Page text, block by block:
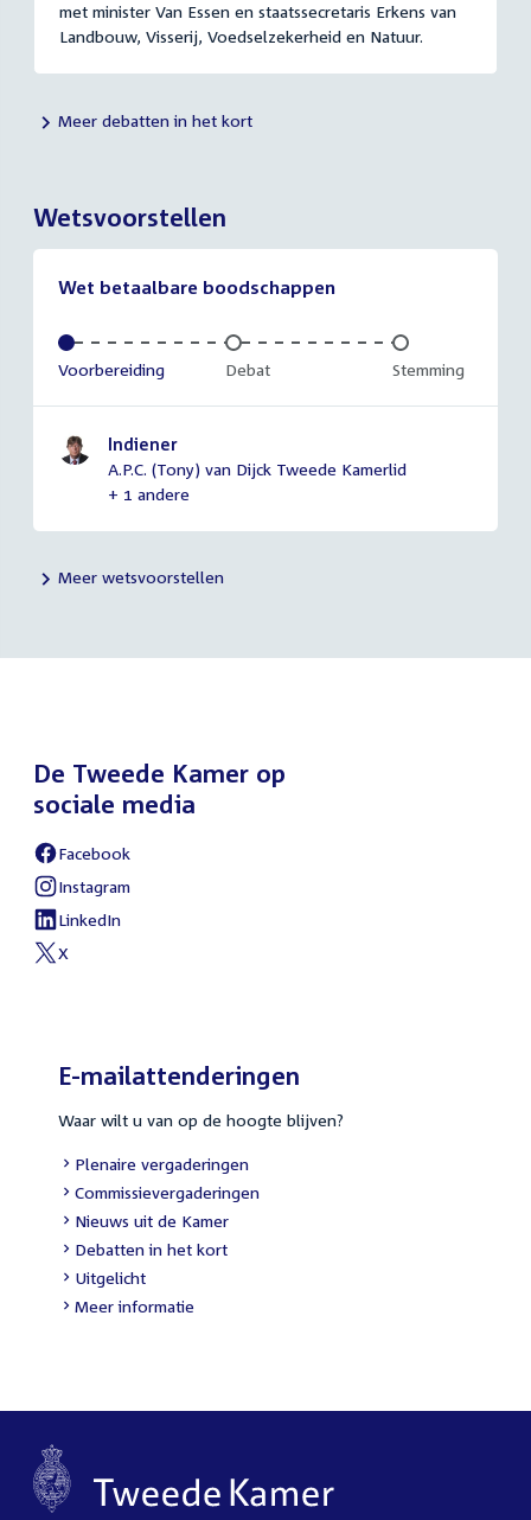
met minister Van Essen en staatssecretaris Erkens van
Landbouw, Visserij, Voedselzekerheid en Natuur.
Meer debatten in het kort
Wetsvoorstellen
Wet betaalbare boodschappen
Voltooid:
Voorbereiding Onvoltooid:
Debat Onvoltooid:
Stemming
Indiener
A.P.C. (Tony) van Dijck Tweede Kamerlid
+ 1 andere
Meer wetsvoorstellen
De Tweede Kamer op
sociale media
External
link:
Facebook
External
link:
Instagram
External
link:
LinkedIn
External
X
E-mailattenderingen
Waar wilt u van op de hoogte blijven?
External
link:
Plenaire vergaderingen
External
link:
Commissievergaderingen
External
link:
Nieuws uit de Kamer
External
link:
Debatten in het kort
External
link:
Uitgelicht
Meer informatie